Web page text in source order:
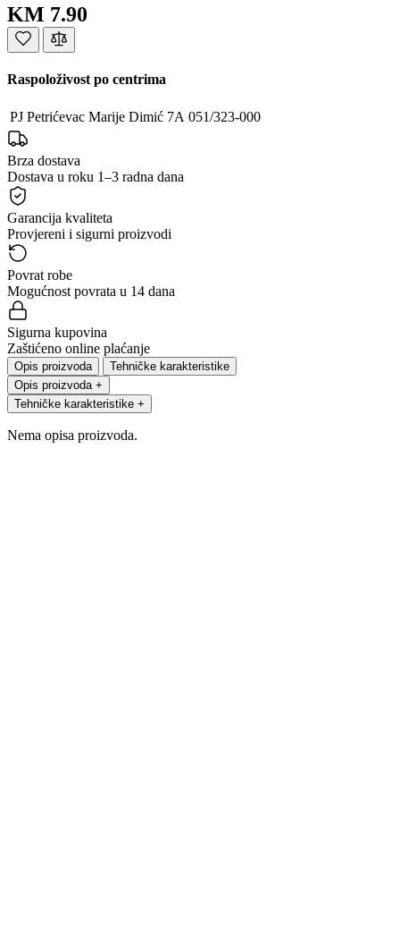
KM 7.90
Raspoloživost po centrima
PJ Petrićevac Marije Dimić 7A 051/323-000
Brza dostava
Dostava u roku 1–3 radna dana
Garancija kvaliteta
Provjereni i sigurni proizvodi
Povrat robe
Mogućnost povrata u 14 dana
Sigurna kupovina
Zaštićeno online plaćanje
Opis proizvoda
Tehničke karakteristike
Opis proizvoda +
Tehničke karakteristike +
Nema opisa proizvoda.